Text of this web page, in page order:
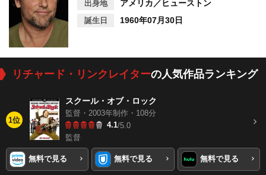
出身地 アメリカ／ヒューストン
誕生日 1960年07月30日
リチャード・リンクレイターの人気作品ランキング
1位
スクール・オブ・ロック
監督・2003年制作・108分
4.1/5.0
監督
無料で見る 無料で見る 無料で見る